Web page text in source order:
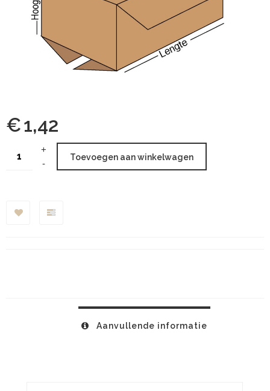
€1,42
Toevoegen aan winkelwagen
Aanvullende informatie